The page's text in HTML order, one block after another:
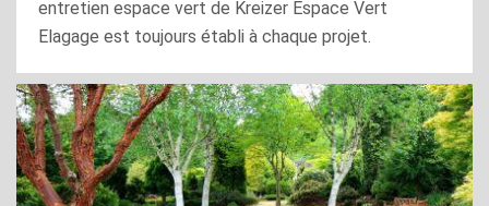
entretien espace vert de Kreizer Espace Vert
Elagage est toujours établi à chaque projet.